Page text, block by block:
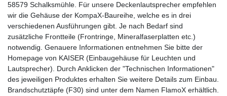
58579 Schalksmühle. Für unsere Deckenlautsprecher empfehlen
wir die Gehäuse der KompaX-Baureihe, welche es in drei
verschiedenen Ausführungen gibt. Je nach Bedarf sind
zusätzliche Frontteile (Frontringe, Mineralfaserplatten etc.)
notwendig. Genauere Informationen entnehmen Sie bitte der
Homepage von KAISER (Einbaugehäuse für Leuchten und
Lautsprecher). Durch Anklicken der "Technischen Informationen"
des jeweiligen Produktes erhalten Sie weitere Details zum Einbau.
Brandschutztäpfe (F30) sind unter dem Namen FlamoX erhältlich.